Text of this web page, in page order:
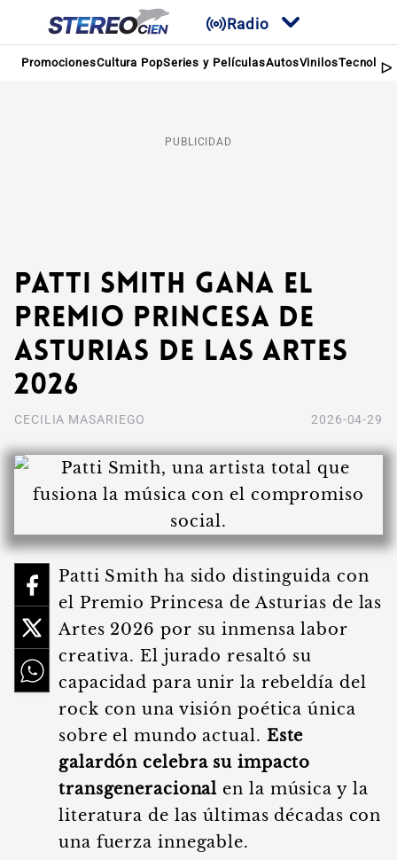
Radio
PromocionesCultura PopSeries y PelículasAutosVinilos
PUBLICIDAD
Patti Smith gana el
Premio Princesa de
Asturias de las Artes
2026
CECILIA MASARIEGO 2026-04-29
Patti Smith ha sido distinguida con
el Premio Princesa de Asturias de las
Artes 2026 por su inmensa labor
creativa. El jurado resaltó su
capacidad para unir la rebeldía del
rock con una visión poética única
sobre el mundo actual. Este
galardón celebra su impacto
transgeneracional en la música y la
literatura de las últimas décadas con
una fuerza innegable.